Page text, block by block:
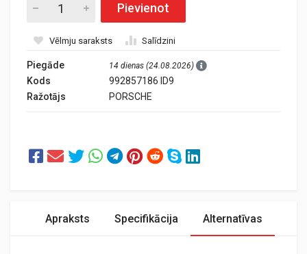
Pievienot
Vēlmju saraksts Salīdzini
Piegāde 14 dienas (24.08.2026)
Kods
992857186 ID9
Ražotājs
PORSCHE
Apraksts Specifikācija Alternatīvas